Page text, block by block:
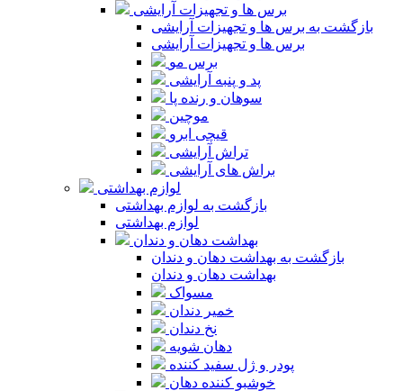
برس ها و تجهیزات آرایشی
بازگشت به برس ها و تجهیزات آرایشی
برس ها و تجهیزات آرایشی
برس مو
پد و پنبه آرایشی
سوهان و رنده پا
موچین
قیچی ابرو
تراش آرایشی
براش های آرایشی
لوازم بهداشتی
بازگشت به لوازم بهداشتی
لوازم بهداشتی
بهداشت دهان و دندان
بازگشت به بهداشت دهان و دندان
بهداشت دهان و دندان
مسواک
خمیر دندان
نخ دندان
دهان شویه
پودر و ژل سفید کننده
خوشبو کننده دهان